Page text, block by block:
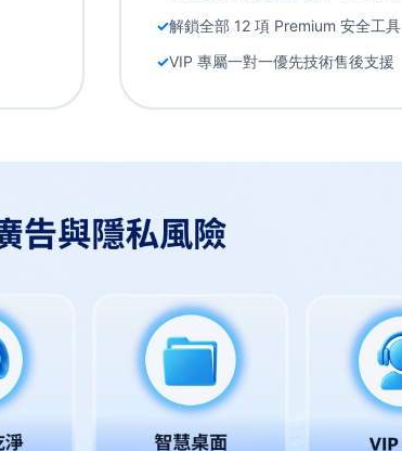
解鎖全部 12 項 Premium 安全工具
VIP 專屬一對一優先技術售後支援